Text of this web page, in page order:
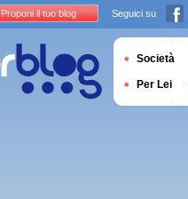
Proponi il tuo blog Seguici su
Società
Per Lei